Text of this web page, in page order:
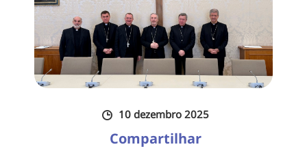
10 dezembro 2025
Compartilhar